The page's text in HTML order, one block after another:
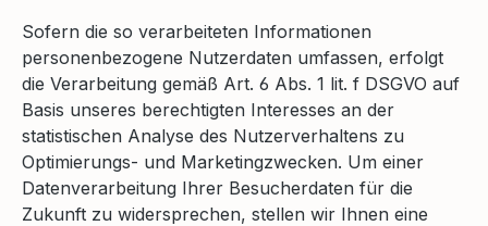
Sofern die so verarbeiteten Informationen
personenbezogene Nutzerdaten umfassen, erfolgt
die Verarbeitung gemäß Art. 6 Abs. 1 lit. f DSGVO auf
Basis unseres berechtigten Interesses an der
statistischen Analyse des Nutzerverhaltens zu
Optimierungs- und Marketingzwecken. Um einer
Datenverarbeitung Ihrer Besucherdaten für die
Zukunft zu widersprechen, stellen wir Ihnen eine